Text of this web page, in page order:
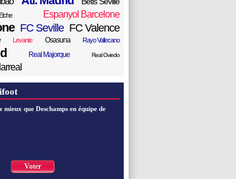
Espanyol Barcelone
FC Seville FC Valence
Levante Osasuna Rayo Vallecano
Real Majorque Real Oviedo
que Deschamps en équipe de
Voter